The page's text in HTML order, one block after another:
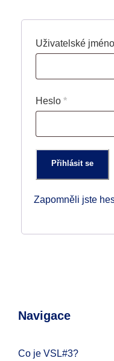
Uživatelské
Heslo *P
v
i
n
n
Přihlásit se
Zapomněli jste
Navigace
Co je VSL#3?